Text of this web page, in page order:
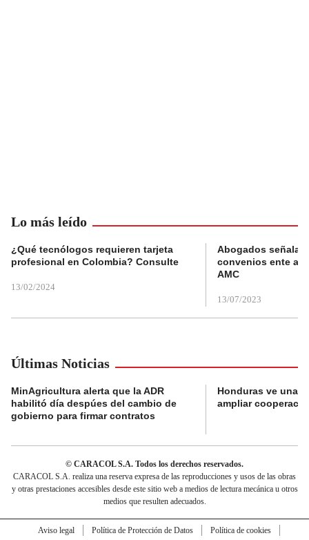
Lo más leído
¿Qué tecnólogos requieren tarjeta
profesional en Colombia? Consulte
13/02/2024
Abogados
convenios ente
AMC
13/07/2023
Últimas Noticias
MinAgricultura alerta que la ADR
habilitó día despúes del cambio de
gobierno para firmar contratos
Honduras ve una
ampliar
© CARACOL S.A. Todos los derechos reservados.
CARACOL S.A. realiza una reserva expresa de las reproducciones y usos de las obras
y otras prestaciones accesibles desde este sitio web a medios de lectura mecánica u otros
medios que resulten adecuados.
Aviso legal Política de Protección de Datos
Política de cookies